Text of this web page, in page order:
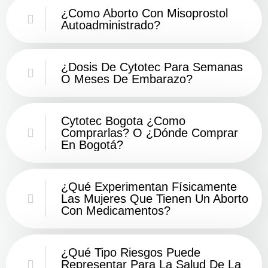
¿Como Aborto Con Misoprostol
Autoadministrado?
¿Dosis De Cytotec Para Semanas
O Meses De Embarazo?
Cytotec Bogota ¿Como
Comprarlas? O ¿Dónde Comprar
En Bogotá?
¿Qué Experimentan Físicamente
Las Mujeres Que Tienen Un Aborto
Con Medicamentos?
¿Qué Tipo Riesgos Puede
Representar Para La Salud De La